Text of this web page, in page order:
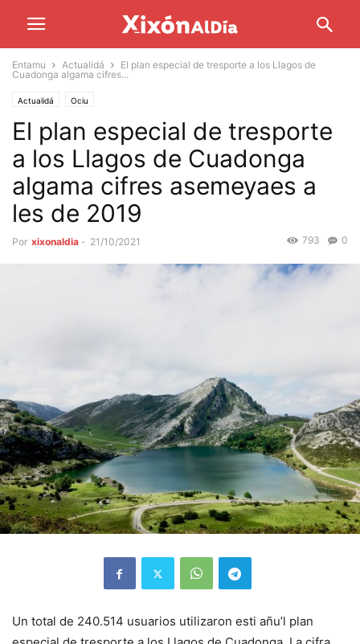
Entamu Actualidá
El plan especial de tresporte a los Llagos de
Cuadonga algama cifres...
Actualidá Ociu
El plan especial de tresporte
a los Llagos de Cuadonga
algama cifres asemeyaes a
les de 2019
Por xixonaldia - 21/10/2021 0
793
Un total de 240.514 usuarios utilizaron esti añu’l plan